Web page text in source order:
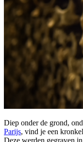
Diep onder de grond,
Parijs, vind je een
Deze werden gegraven